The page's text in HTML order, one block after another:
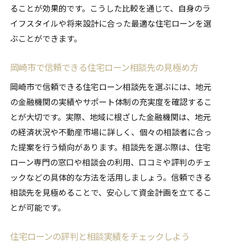
岡崎市の住宅ローン相談でよくある疑問解
消
相談から契約まで安心のサポート体制とは
住宅ローンのよくある質問を岡崎市で解決
住宅ローン相談で不安を払拭するコツ
岡崎市の相談窓口で得られるサポート内容
住宅ローンシミュレーションの活用例紹介
プロに聞く住宅ローン相談のポイント
住宅ローン相談時に持参したい書類一覧
返済計画を立てるなら岡崎市の住宅ローン事情
に注目
住宅ローン返済プランの立て方と岡崎市の
繰り上げ返済のメリットと注意点を解説
ることが効果的です。こうした比較を通じて、自身のラ
イフスタイルや将来設計に合った最適な住宅ローンを選
ぶことができます。
岡崎市で信頼できる住宅ローン相談先の見極め方
岡崎市で信頼できる住宅ローン相談先を選ぶには、地元
の金融機関の実績やサポート体制の充実度を確認するこ
とが大切です。実際、地域に根ざした金融機関は、地元
の経済状況や不動産市場に詳しく、個々の相談者に合っ
た提案を行う傾向があります。相談先を選ぶ際は、住宅
ローン専門の窓口や相談会の利用、口コミや評判のチェ
ックなどの具体的な方法を活用しましょう。信頼できる
相談先を見極めることで、安心して資金計画を立てるこ
とが可能です。
住宅ローンの評判と相談実績をチェックしよう